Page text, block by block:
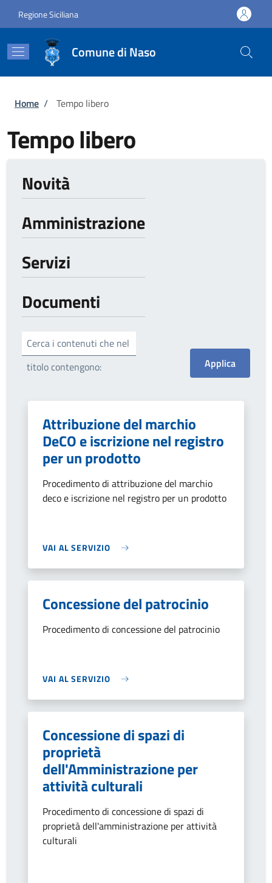
Regione Siciliana
Comune di Naso
Briciole di pane
Home / Tempo libero
Tempo libero
Novità
Amministrazione
Servizi
Documenti
Cerca i contenuti che nel
titolo contengono:
Attribuzione del marchio
DeCO e iscrizione nel registro
per un prodotto
Procedimento di attribuzione del marchio
deco e iscrizione nel registro per un prodotto
VAI AL SERVIZIO
Concessione del patrocinio
Procedimento di concessione del patrocinio
VAI AL SERVIZIO
Concessione di spazi di
proprietà
dell'Amministrazione per
attività culturali
Procedimento di concessione di spazi di
proprietà dell'amministrazione per attività
culturali